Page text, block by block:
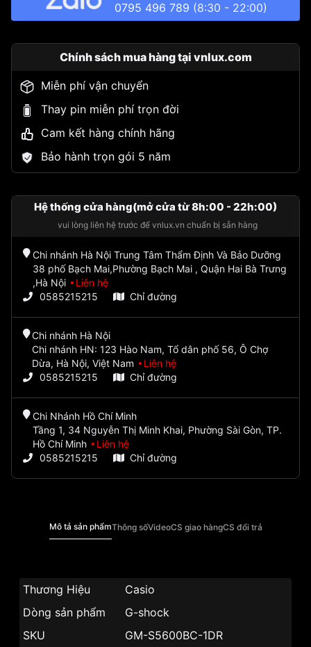
0795 496 789 (8:30 - 22:00)
Chính sách mua hàng tại vnlux.com
Miễn phí vận chuyển
Thay pin miễn phí trọn đời
Cam kết hàng chính hãng
Bảo hành trọn gói 5 năm
Hệ thống cửa hàng(mở cửa từ 8h:00 - 22h:00)
vui lòng liên hệ trước để vnlux.vn chuẩn bị sẵn hàng
Chi nhánh Hà Nội Trung Tâm Thẩm Định Và Bảo Dưỡng
38 phố Bạch Mai,Phường Bạch Mai , Quận Hai Bà Trưng
,Hà Nội
Liên hệ
0585215215
Chỉ đường
Chi nhánh Hà Nội
Chi nhánh HN: 123 Hào Nam, Tổ dân phố 56, Ô Chợ
Dừa, Hà Nội, Việt Nam
Liên hệ
0585215215
Chỉ đường
Chi Nhánh Hồ Chí Minh
Tầng 1, 34 Nguyễn Thị Minh Khai, Phường Sài Gòn, TP.
Hồ Chí Minh
Liên hệ
0585215215
Chỉ đường
Mô tả sản phẩmThông sốVideoCS giao hàngCS đổi trả
Thương Hiệu
Casio
Dòng sản phẩm
G-shock
SKU
GM-S5600BC-1DR